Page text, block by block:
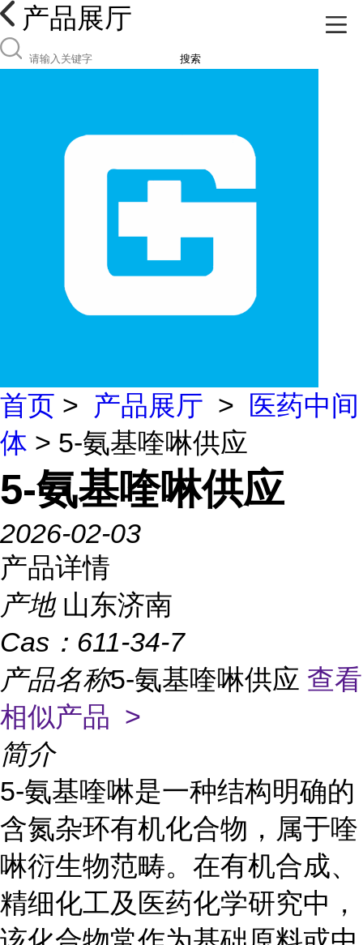
产品展厅
搜索
首页 > 产品展厅 >
医药中间
体 > 5-氨基喹啉供应
5-氨基喹啉供应
2026-02-03
产品详情
产地 山东济南
Cas： 611-34-7
产品名称5-氨基喹啉供应 查看
相似产品 >
简介
5-氨基喹啉是一种结构明确的
含氮杂环有机化合物，属于喹
啉衍生物范畴。在有机合成、
精细化工及医药化学研究中，